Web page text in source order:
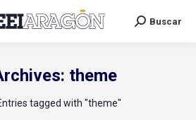
Search:
Buscar
theme
tagged with "theme"